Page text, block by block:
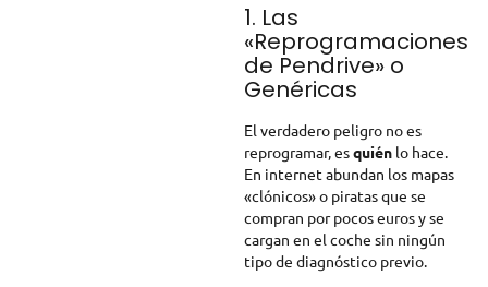
1. Las
«Reprogramaciones
de Pendrive» o
Genéricas
El verdadero peligro no es
reprogramar, esquién lo hace.
En internet abundan los mapas
«clónicos» o piratas que se
compran por pocos euros y se
cargan en el coche sin ningún
tipo de diagnóstico previo.